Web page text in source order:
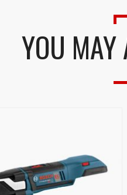
YOU